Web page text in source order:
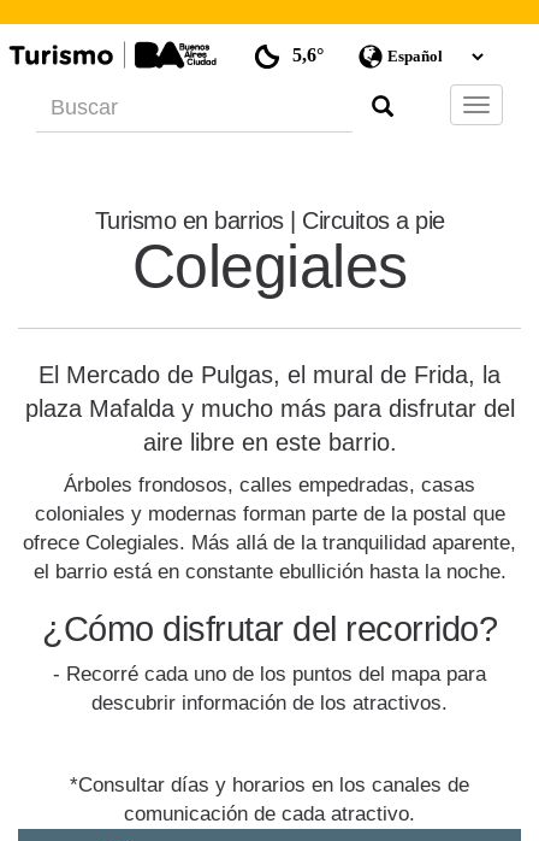
5,6°
Barra
de
Turismo en barrios | Circuitos a pie
Colegiales
El Mercado de Pulgas, el mural de Frida, la
plaza Mafalda y mucho más para disfrutar del
aire libre en este barrio.
Árboles frondosos, calles empedradas, casas
coloniales y modernas forman parte de la postal que
ofrece Colegiales. Más allá de la tranquilidad aparente,
el barrio está en constante ebullición hasta la noche.
¿Cómo disfrutar del recorrido?
- Recorré cada uno de los puntos del mapa para
descubrir información de los atractivos.
*Consultar días y horarios en los canales de
comunicación de cada atractivo.